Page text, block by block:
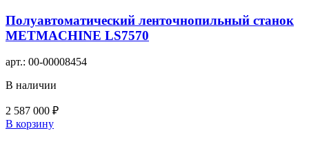
Полуавтоматический ленточнопильный станок
METMACHINE LS7570
арт.: 00-00008454
В наличии
2 587 000 ₽
В корзину